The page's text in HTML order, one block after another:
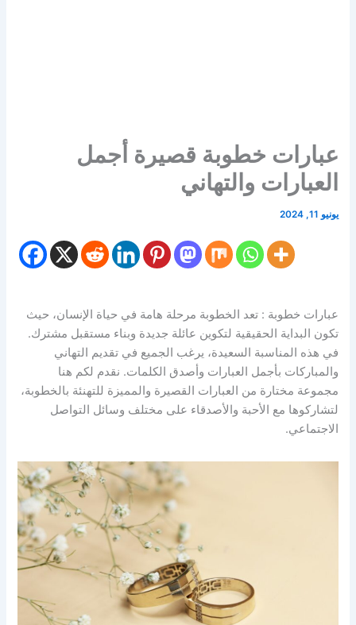
عبارات خطوبة قصيرة أجمل
العبارات والتهاني
يونيو 11, 2024
عبارات خطوبة : تعد الخطوبة مرحلة هامة في حياة الإنسان، حيث
تكون البداية الحقيقية لتكوين عائلة جديدة وبناء مستقبل مشترك.
في هذه المناسبة السعيدة، يرغب الجميع في تقديم التهاني
والمباركات بأجمل العبارات وأصدق الكلمات. نقدم لكم هنا
مجموعة مختارة من العبارات القصيرة والمميزة للتهنئة بالخطوبة،
لتشاركوها مع الأحبة والأصدقاء على مختلف وسائل التواصل
الاجتماعي.